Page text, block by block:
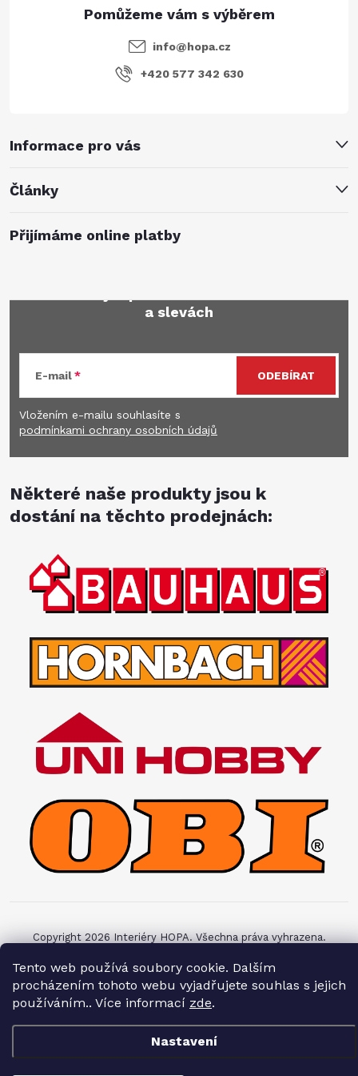
Tento web používá soubory cookie. Dalším
procházením tohoto webu vyjadřujete souhlas s jejich
používáním.. Více informací zde.
Nastavení
Informace pro vás
Články
info@hopa.cz
+420 577 342 630
Přijímáme online platby
a slevách
E-mail
Vložením e-mailu souhlasíte s
podmínkami ochrany osobních údajů
ODEBÍRAT
Některé naše produkty jsou k
dostání na těchto prodejnách:
Vytvořil Shoptet
Copyright 2026 Interiéry HOPA. Všechna práva vyhrazena.